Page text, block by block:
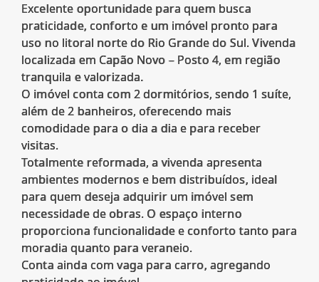
Excelente oportunidade para quem busca
praticidade, conforto e um imóvel pronto para
uso no litoral norte do Rio Grande do Sul. Vivenda
localizada em Capão Novo – Posto 4, em região
tranquila e valorizada.
O imóvel conta com 2 dormitórios, sendo 1 suíte,
além de 2 banheiros, oferecendo mais
comodidade para o dia a dia e para receber
visitas.
Totalmente reformada, a vivenda apresenta
ambientes modernos e bem distribuídos, ideal
para quem deseja adquirir um imóvel sem
necessidade de obras. O espaço interno
proporciona funcionalidade e conforto tanto para
moradia quanto para veraneio.
Conta ainda com vaga para carro, agregando